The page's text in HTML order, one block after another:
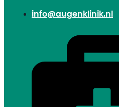
info@augenklinik.nl